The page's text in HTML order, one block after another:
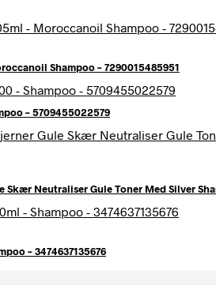
Shampoo – 7290015485951
– 5709455022579
Neutraliser Gule Toner Med Silver
– 3474637135676